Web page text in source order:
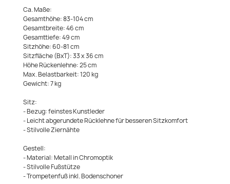
Ca. Maße:
Gesamthöhe: 83-104 cm
Gesamtbreite: 46 cm
Gesamttiefe: 49 cm
Sitzhöhe: 60-81 cm
Sitzfläche (BxT): 33 x 36 cm
Höhe Rückenlehne: 25 cm
Max. Belastbarkeit: 120 kg
Gewicht: 7 kg
Sitz:
- Bezug: feinstes Kunstleder
- Leicht abgerundete Rücklehne für besseren Sitzkomfort
- Stilvolle Ziernähte
Gestell:
- Material: Metall in Chromoptik
- Stilvolle Fußstütze
- Trompetenfuß inkl. Bodenschoner